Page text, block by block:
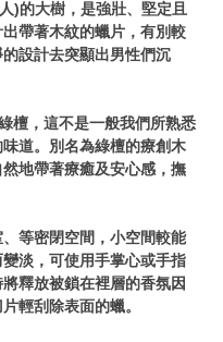
)的大樹，是強壯、堅定且
帶著木紋的蠟片，有別較
設計去突顯出男性們沉
檀，這不是一般我們所熟悉
道。別名為綠檀的療創木
地帶著療癒及安心感，撫
、等密閉空間，小空間較能
淡，可使用手掌心或手指
釋放被鎖在裡層的香氛因
輕刮除表面的蠟。